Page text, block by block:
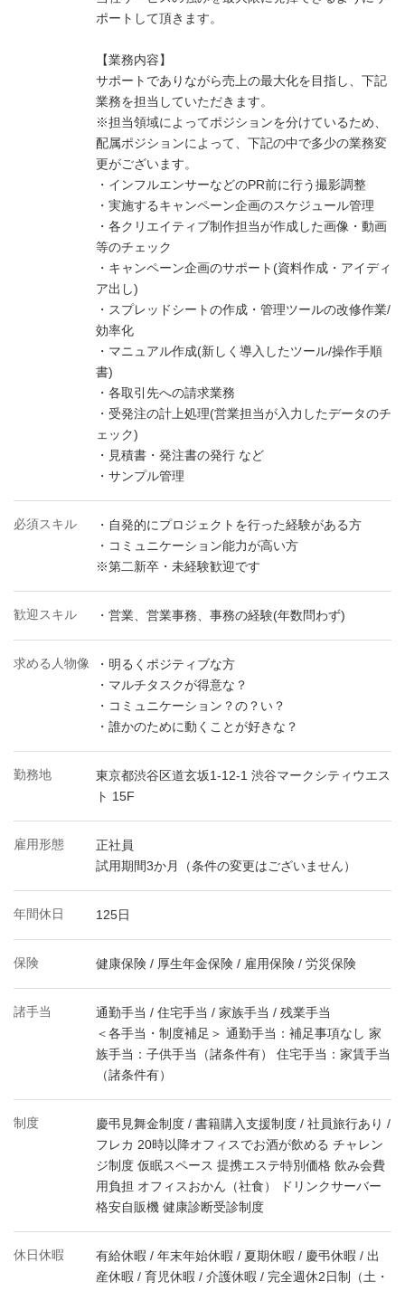
ポートして頂きます。
【業務内容】
サポートでありながら売上の最大化を目指し、下記
業務を担当していただきます。
※担当領域によってポジションを分けているため、
配属ポジションによって、下記の中で多少の業務変
更がございます。
・インフルエンサーなどのPR前に行う撮影調整
・実施するキャンペーン企画のスケジュール管理
・各クリエイティブ制作担当が作成した画像・動画
等のチェック
・キャンペーン企画のサポート(資料作成・アイディ
ア出し)
・スプレッドシートの作成・管理ツールの改修作業/
効率化
・マニュアル作成(新しく導入したツール/操作手順
書)
・各取引先への請求業務
・受発注の計上処理(営業担当が入力したデータのチ
ェック)
・見積書・発注書の発行 など
・サンプル管理
必須スキル
・自発的にプロジェクトを行った経験がある方
・コミュニケーション能力が高い方
※第二新卒・未経験歓迎です
歓迎スキル ・営業、営業事務、事務の経験(年数問わず)
求める人物像
・明るくポジティブな方
・マルチタスクが得意な？
・コミュニケーション？の？い？
・誰かのために動くことが好きな？
勤務地
東京都渋谷区道玄坂1-12-1 渋谷マークシティウエス
ト 15F
雇用形態
正社員
試用期間3か月（条件の変更はございません）
年間休日 125日
保険 健康保険 / 厚生年金保険 / 雇用保険 / 労災保険
諸手当
通勤手当 / 住宅手当 / 家族手当 / 残業手当
＜各手当・制度補足＞ 通勤手当：補足事項なし 家
族手当：子供手当（諸条件有） 住宅手当：家賃手当
（諸条件有）
制度
慶弔見舞金制度 / 書籍購入支援制度 / 社員旅行あり /
フレカ 20時以降オフィスでお酒が飲める チャレン
ジ制度 仮眠スペース 提携エステ特別価格 飲み会費
用負担 オフィスおかん（社食） ドリンクサーバー
格安自販機 健康診断受診制度
休日休暇
有給休暇 / 年末年始休暇 / 夏期休暇 / 慶弔休暇 / 出
産休暇 / 育児休暇 / 介護休暇 / 完全週休2日制（土・